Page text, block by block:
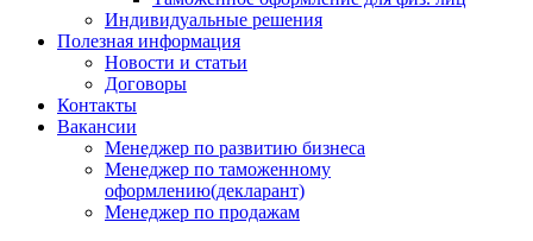
Индивидуальные решения
Полезная информация
Новости и статьи
Договоры
Контакты
Вакансии
Менеджер по развитию бизнеса
Менеджер по таможенному
оформлению(декларант)
Менеджер по продажам